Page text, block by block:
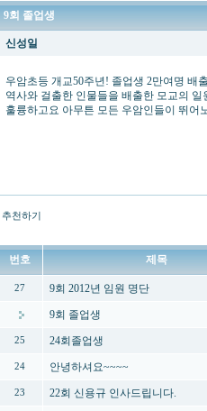
9회 졸업생
신성일
우암초등 개교50주년! 졸업생 2만여명 배
역사와 걸출한 인물들을 배출한 모교의
훌륭하고요 아무튼 모든 우암인들이 뛰어
추천하기
번호 제목
27 9회 2012년 임원 명단
9회 졸업생
25 24회졸업생
24 안녕하셔요~~~~
23 22회 신용규 인사드립니다.